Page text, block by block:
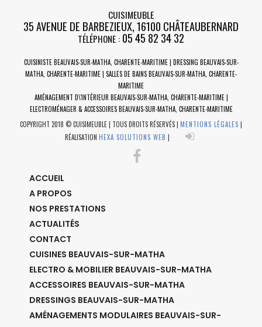
CUISIMEUBLE
35 AVENUE DE BARBEZIEUX,16100 CHÂTEAUBERNARD
TÉLÉPHONE : 05 45 82 34 32
CUISINISTE BEAUVAIS-SUR-MATHA, CHARENTE-MARITIME | DRESSING BEAUVAIS-SUR-
MATHA, CHARENTE-MARITIME | SALLES DE BAINS BEAUVAIS-SUR-MATHA, CHARENTE-
MARITIME
AMÉNAGEMENT D\'INTÉRIEUR BEAUVAIS-SUR-MATHA, CHARENTE-MARITIME |
ELECTROMÉNAGER & ACCESSOIRES BEAUVAIS-SUR-MATHA, CHARENTE-MARITIME
COPYRIGHT 2018 © CUISIMEUBLE | TOUS DROITS RÉSERVÉS | MENTIONS LÉGALES |
RÉALISATIONHEXA SOLUTIONS WEB |
ACCUEIL
A PROPOS
NOS PRESTATIONS
ACTUALITÉS
CONTACT
CUISINES BEAUVAIS-SUR-MATHA
ELECTRO & MOBILIER BEAUVAIS-SUR-MATHA
ACCESSOIRES BEAUVAIS-SUR-MATHA
DRESSINGS BEAUVAIS-SUR-MATHA
AMÉNAGEMENTS MODULAIRES BEAUVAIS-SUR-